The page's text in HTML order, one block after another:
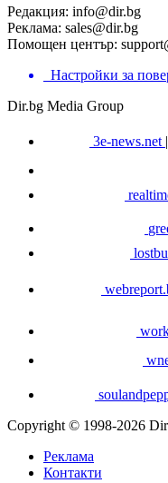
Редакция: info@dir.bg
Реклама: sales@dir.bg
Помощен център:
Настройки за
Dir.bg Media Group
3e-news.net |
Copyright © 1998-2026
Реклама
Контакти